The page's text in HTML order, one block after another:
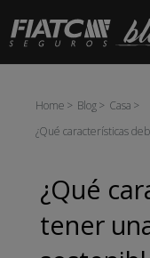
Saltar al contenido
Home Blog
Casa
¿Qué características
¿Qué
tener